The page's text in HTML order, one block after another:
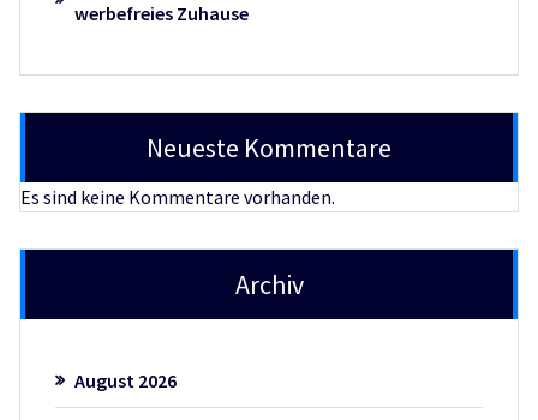
werbefreies Zuhause
Neueste Kommentare
Es sind keine Kommentare vorhanden.
Archiv
August 2026